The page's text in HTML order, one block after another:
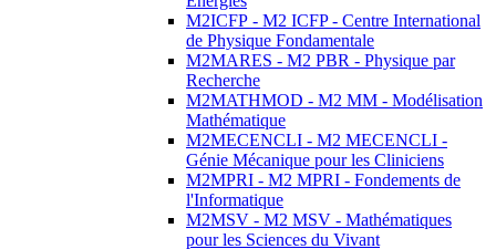
M2ICFP - M2 ICFP - Centre International
de Physique Fondamentale
M2MARES - M2 PBR - Physique par
Recherche
M2MATHMOD - M2 MM - Modélisation
Mathématique
M2MECENCLI - M2 MECENCLI -
Génie Mécanique pour les Cliniciens
M2MPRI - M2 MPRI - Fondements de
l'Informatique
M2MSV - M2 MSV - Mathématiques
pour les Sciences du Vivant